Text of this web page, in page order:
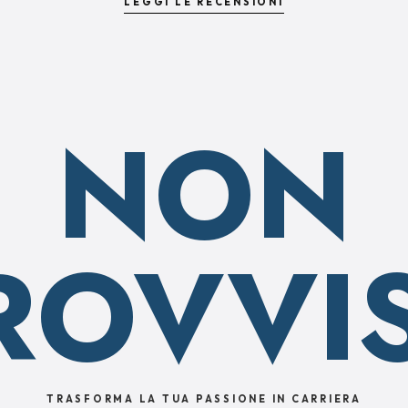
NON
TRASFORMA LA TUA PASSIONE IN CARRIERA